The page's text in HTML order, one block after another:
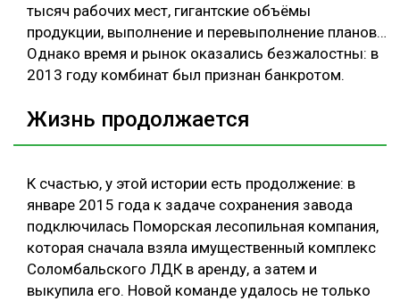
тысяч рабочих мест, гигантские объёмы
продукции, выполнение и перевыполнение планов…
Однако время и рынок оказались безжалостны: в
2013 году комбинат был признан банкротом.
Жизнь продолжается
К счастью, у этой истории есть продолжение: в
январе 2015 года к задаче сохранения завода
подключилась Поморская лесопильная компания,
которая сначала взяла имущественный комплекс
Соломбальского ЛДК в аренду, а затем и
выкупила его. Новой команде удалось не только